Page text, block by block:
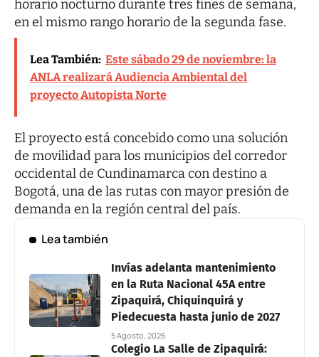
horario nocturno durante tres fines de semana,
en el mismo rango horario de la segunda fase.
Lea También: Este sábado 29 de noviembre: la
ANLA realizará Audiencia Ambiental del
proyecto Autopista Norte
El proyecto está concebido como una solución
de movilidad para los municipios del corredor
occidental de Cundinamarca con destino a
Bogotá, una de las rutas con mayor presión de
demanda en la región central del país.
Lea también
Invías adelanta mantenimiento
en la Ruta Nacional 45A entre
Zipaquirá, Chiquinquirá y
Piedecuesta hasta junio de 2027
5 Agosto, 2026
Colegio La Salle de Zipaquirá: